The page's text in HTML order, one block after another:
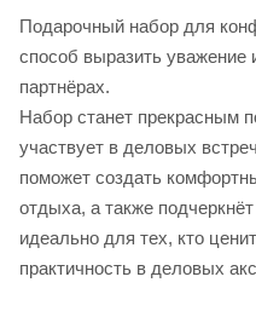
Подарочный набор для
способ выразить уважение
партнёрах.
Набор станет прекрасным
участвует в деловых
поможет создать
отдыха, а также
идеально для тех, кто
практичность в деловых